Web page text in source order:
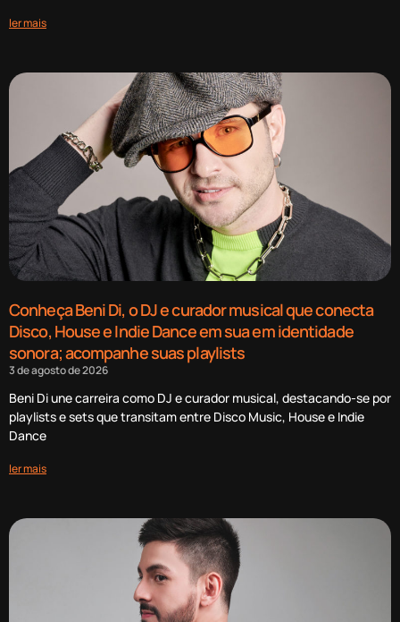
ler mais
Conheça Beni Di, o DJ e curador musical que conecta
Disco, House e Indie Dance em sua em identidade
sonora; acompanhe suas playlists
3 de agosto de 2026
Beni Di une carreira como DJ e curador musical, destacando-se por
playlists e sets que transitam entre Disco Music, House e Indie
Dance
ler mais